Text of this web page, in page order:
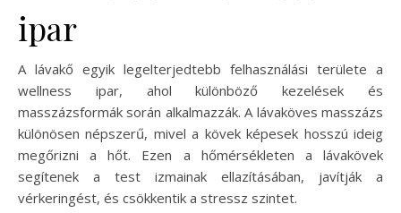
ipar
A lávakő egyik legelterjedtebb felhasználási területe a
wellness ipar, ahol különböző kezelések és
masszázsformák során alkalmazzák. A lávaköves masszázs
különösen népszerű, mivel a kövek képesek hosszú ideig
megőrizni a hőt. Ezen a hőmérsékleten a lávakövek
segítenek a test izmainak ellazításában, javítják a
vérkeringést, és csökkentik a stressz szintet.